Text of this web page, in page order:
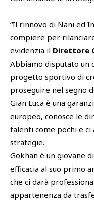
“Il rinnovo di Nani ed
compiere per
evidenzia il Direttore
Abbiamo disputato un
progetto sportivo di
proseguire nel segno
Gian Luca è una
europeo, conosce le
talenti come pochi e
strategie.
Gokhan è un giovane
efficacia al suo primo
che ci darà
appartenenza da